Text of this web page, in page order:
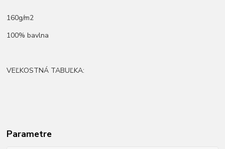
160g/m2
100% bavlna
VEĽKOSTNÁ TABUĽKA:
Parametre